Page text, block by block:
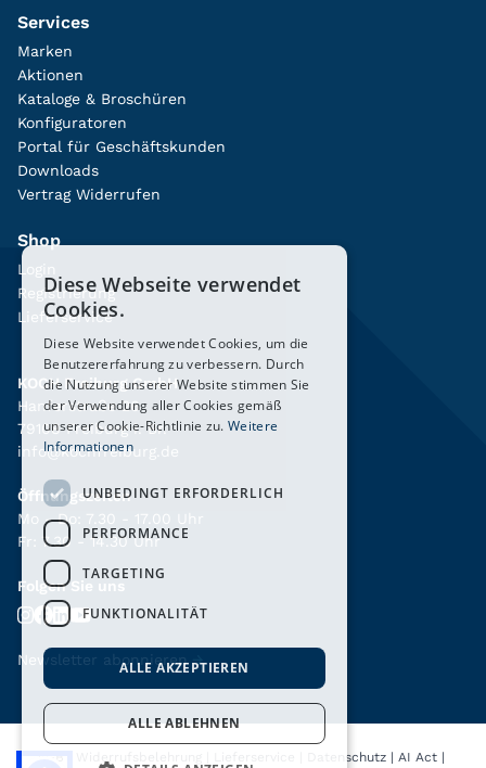
Services
Marken
Aktionen
Kataloge & Broschüren
Konfiguratoren
Portal für Geschäftskunden
Downloads
Vertrag Widerrufen
Shop
Login
Registrierung
Lieferservice
KOCH Freiburg GmbH
Hanferstraße 26
79108 Freiburg i. Br.
info@kochfreiburg.de
Öffnungszeiten
Mo - Do: 7.30 - 17.00 Uhr
Fr: 7.30 - 14.30 Uhr
Folgen Sie uns
Newsletter abonnieren →
AGB| Datenschutz | AI Act |
Diese Webseite verwendet
Cookies.
Diese Website verwendet Cookies, um die
Benutzererfahrung zu verbessern. Durch
die Nutzung unserer Website stimmen Sie
der Verwendung aller Cookies gemäß
unserer Cookie-Richtlinie zu.Weitere
Informationen
UNBEDINGT ERFORDERLICH
PERFORMANCE
TARGETING
FUNKTIONALITÄT
ALLE AKZEPTIEREN
ALLE ABLEHNEN